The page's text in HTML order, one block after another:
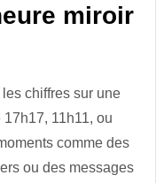
miroir
chiffres sur une
11h11, ou
comme des
ou des messages